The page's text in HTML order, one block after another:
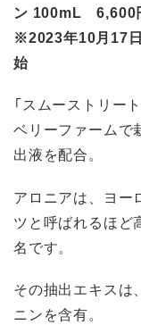
ン 100mL 6,600円
※2023年10月17日
始
「スムーストリー
ベリーファームで
出液を配合。
アロニアは、ヨー
ツと呼ばれるほど
名です。
その抽出エキスは
ニンを含有。